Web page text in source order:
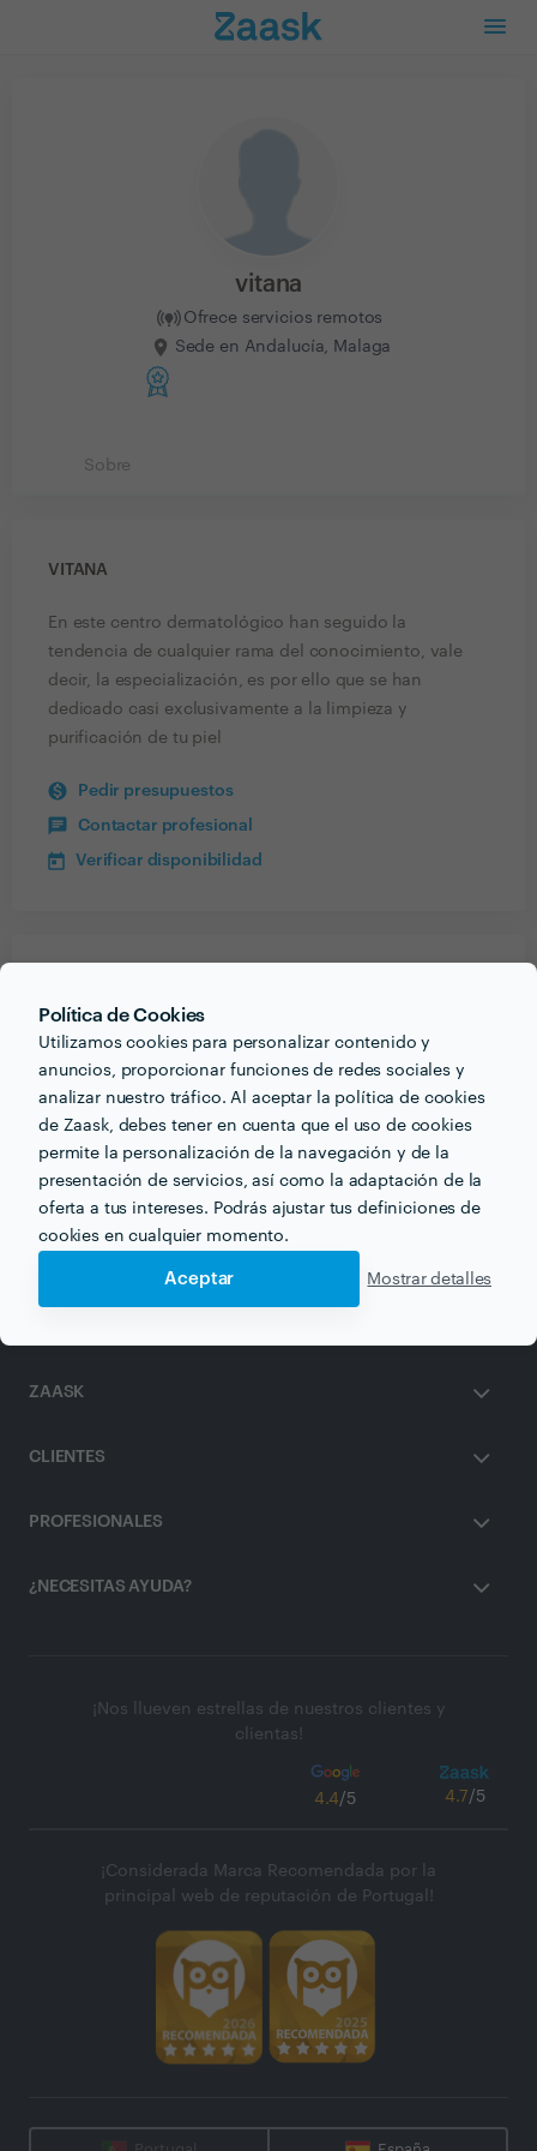
Política de Cookies
Utilizamos cookies para personalizar contenido y
anuncios, proporcionar funciones de redes sociales y
analizar nuestro tráfico. Al aceptar la política de cookies
de Zaask, debes tener en cuenta que el uso de cookies
permite la personalización de la navegación y de la
presentación de servicios, así como la adaptación de la
oferta a tus intereses. Podrás ajustar tus definiciones de
cookies en cualquier momento.
Aceptar Mostrar detalles
vitana
Ofrece servicios remotos
Sede en Andalucía, Malaga
Sobre
VITANA
En este centro dermatológico han seguido la
tendencia de cualquier rama del conocimiento, vale
decir, la especialización, es por ello que se han
dedicado casi exclusivamente a la limpieza y
purificación de tu piel
Pedir presupuestos
Contactar profesional
Verificar disponibilidad
vitana
Otros servicios proporcionados por vitana
Limpieza de Cutis en malaga
ZAASK
CLIENTES
PROFESIONALES
¿NECESITAS AYUDA?
¡Nos llueven estrellas de nuestros clientes y
clientas!
4.4/5 4.7/5
¡Considerada Marca Recomendada por la
principal web de reputación de Portugal!